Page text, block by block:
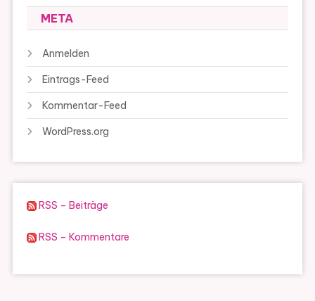
META
Anmelden
Eintrags-Feed
Kommentar-Feed
WordPress.org
RSS – Beiträge
RSS – Kommentare